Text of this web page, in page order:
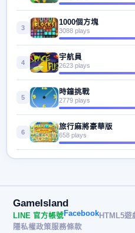
3
1000個方塊
3088 plays
4
宇航員
2623 plays
5
時鐘挑戰
2779 plays
6
旅行麻將豪華版
658 plays
GameIsland
LINE 官方帳號FacebookHTML5遊
隱私權政策服務條款